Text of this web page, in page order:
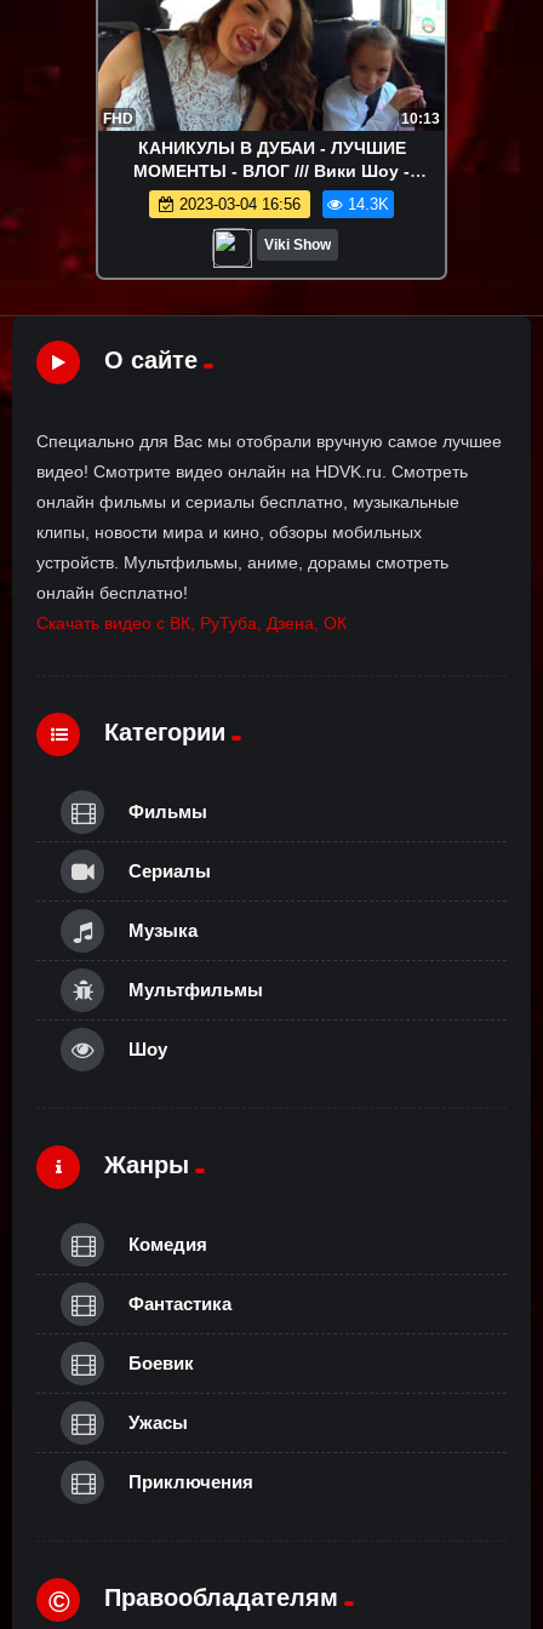
FHD 10:13
КАНИКУЛЫ В ДУБАИ - ЛУЧШИЕ
МОМЕНТЫ - ВЛОГ /// Вики Шоу -
КАНИКУЛЫ в Дубаи ВЛОГ Самолет Рум
Тур Плаваем на Пицце в Dukes Dubai ///
Вики Шоу
2023-03-04 16:56 14.3K
Viki Show
О сайте
Специально для Вас мы отобрали вручную самое лучшее
видео! Смотрите видео онлайн на HDVK.ru. Смотреть
онлайн фильмы и сериалы бесплатно, музыкальные
клипы, новости мира и кино, обзоры мобильных
устройств. Мультфильмы, аниме, дорамы смотреть
онлайн бесплатно!
Скачать видео с ВК, РуТуба, Дзена, ОК
Категории
Фильмы
Сериалы
Музыка
Мультфильмы
Шоу
Жанры
Комедия
Фантастика
Боевик
Ужасы
Приключения
© Правообладателям